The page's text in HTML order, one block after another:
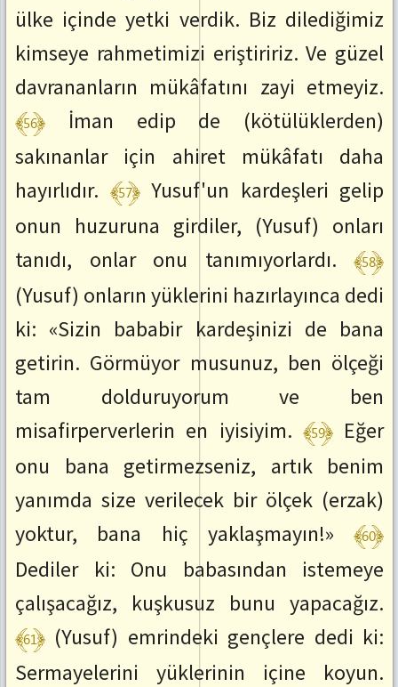
ülke içinde yetki verdik. Biz dilediğimiz
kimseye rahmetimizi eriştiririz. Ve güzel
davrananların mükâfatını zayi etmeyiz.
﴾56﴿
İman edip de (kötülüklerden)
sakınanlar için ahiret mükâfatı daha
hayırlıdır. ﴾57﴿ Yusuf'un kardeşleri gelip
onun huzuruna girdiler, (Yusuf) onları
tanıdı, onlar onu tanımıyorlardı.
﴾58﴿
(Yusuf) onların yüklerini hazırlayınca dedi
ki: «Sizin bababir kardeşinizi de bana
getirin. Görmüyor musunuz, ben ölçeği
tam dolduruyorum ve ben
misafirperverlerin en iyisiyim. ﴾59﴿ Eğer
onu bana getirmezseniz, artık benim
yanımda size verilecek bir ölçek (erzak)
yoktur, bana hiç yaklaşmayın!»
﴾60﴿
Dediler ki: Onu babasından istemeye
çalışacağız, kuşkusuz bunu yapacağız.
﴾61﴿ (Yusuf) emrindeki gençlere dedi ki:
Sermayelerini yüklerinin içine koyun.